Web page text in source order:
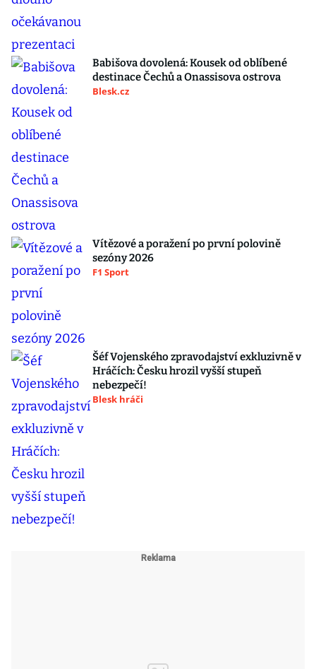
Babišova dovolená: Kousek od oblíbené
destinace Čechů a Onassisova ostrova
Blesk.cz
Vítězové a poražení po první polovině
sezóny 2026
F1 Sport
Šéf Vojenského zpravodajství exkluzivně v
Hráčích: Česku hrozil vyšší stupeň
nebezpečí!
Blesk hráči